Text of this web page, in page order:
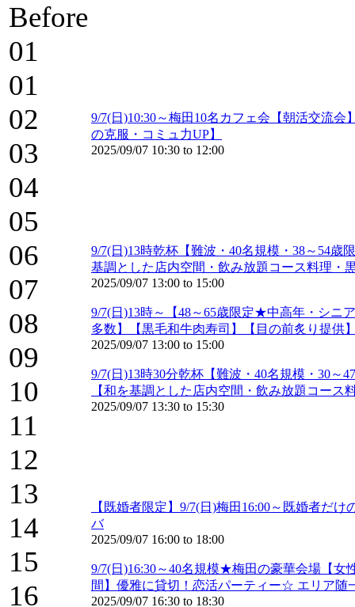
Before
01
01
02
03
04
05
06
07
08
09
10
11
12
13
14
15
16
9/7(日)10:30～梅田10名カフェ会【朝活交流
の克服・コミュ力UP】
2025/09/07 10:30 to 12:00
9/7(日)13時乾杯【難波・40名規模・38～54
基調とした店内空間・飲み放題コース料理・
2025/09/07 13:00 to 15:00
9/7(日)13時～【48～65歳限定★中高年・シニ
多数】【黒毛和牛肉寿司】【目の前炙り提供
2025/09/07 13:00 to 15:00
9/7(日)13時30分乾杯【難波・40名規模・30
【和を基調とした店内空間・飲み放題コー
2025/09/07 13:30 to 15:30
【既婚者限定】9/7(日)梅田16:00～既婚者だ
バ
2025/09/07 16:00 to 18:00
9/7(日)16:30～40名規模★梅田の豪華会場【
間】優雅に貸切！恋活パーティー☆ エリア
2025/09/07 16:30 to 18:30